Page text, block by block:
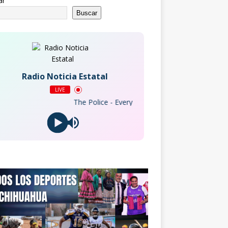
Buscar
Radio Noticia Estatal
LIVE
The Police - Every Little Thing She Does Is Magic